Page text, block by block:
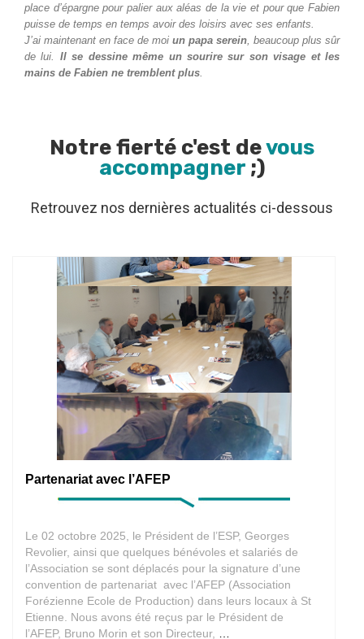
place d’épargne pour palier aux aléas de la vie et pour que Fabien
puisse de temps en temps avoir des loisirs avec ses enfants.
J’ai maintenant en face de moi un papa serein , beaucoup plus sûr
de lui. Il se dessine même un sourire sur son visage et les
mains de Fabien ne tremblent plus
Notre fierté c'est devous
accompagner;)
Retrouvez nos dernières actualités ci-dessous
Partenariat avec l’AFEP
Le 02 octobre 2025, le Président de l’ESP, Georges
Revolier, ainsi que quelques bénévoles et salariés de
l’Association se sont déplacés pour la signature d’une
convention de partenariat avec l’AFEP (Association
Forézienne Ecole de Production) dans leurs locaux à St
Etienne. Nous avons été reçus par le Président de
l’AFEP, Bruno Morin et son Directeur,